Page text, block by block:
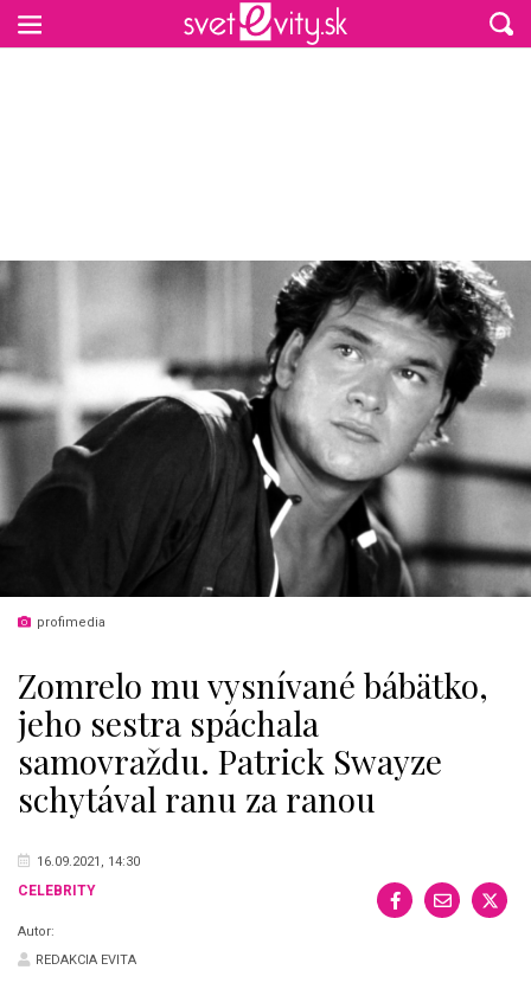
profimedia
Zomrelo mu vysnívané bábätko,
jeho sestra spáchala
samovraždu. Patrick Swayze
schytával ranu za ranou
16.09.2021, 14:30
CELEBRITY
Autor:
REDAKCIA EVITA